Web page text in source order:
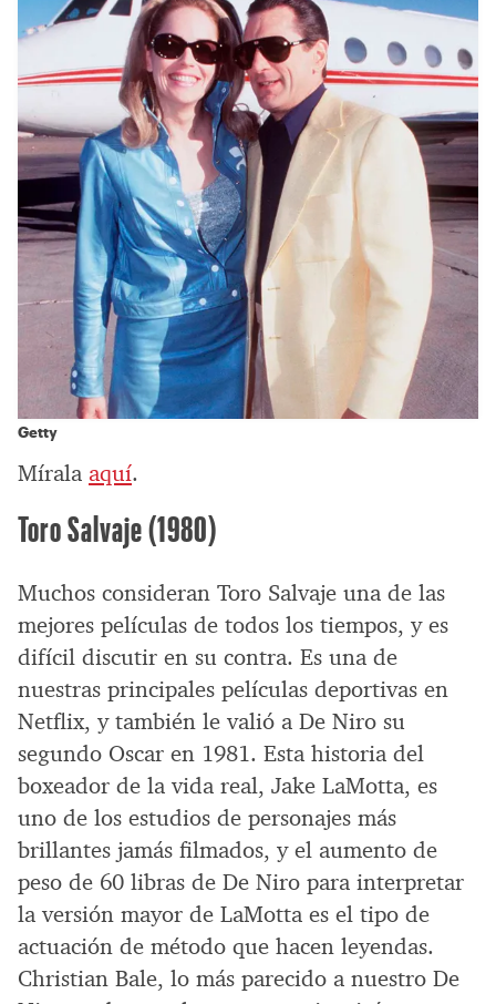
Getty
Mírala aquí.
Toro Salvaje (1980)
Muchos consideran Toro Salvaje una de las
mejores películas de todos los tiempos, y es
difícil discutir en su contra. Es una de
nuestras principales películas deportivas en
Netflix, y también le valió a De Niro su
segundo Oscar en 1981. Esta historia del
boxeador de la vida real, Jake LaMotta, es
uno de los estudios de personajes más
brillantes jamás filmados, y el aumento de
peso de 60 libras de De Niro para interpretar
la versión mayor de LaMotta es el tipo de
actuación de método que hacen leyendas.
Christian Bale, lo más parecido a nuestro De